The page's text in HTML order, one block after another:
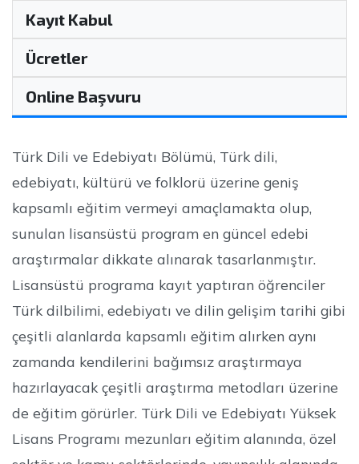
Kayıt Kabul
Ücretler
Online Başvuru
Türk Dili ve Edebiyatı Bölümü, Türk dili,
edebiyatı, kültürü ve folklorü üzerine geniş
kapsamlı eğitim vermeyi amaçlamakta olup,
sunulan lisansüstü program en güncel edebi
araştırmalar dikkate alınarak tasarlanmıştır.
Lisansüstü programa kayıt yaptıran öğrenciler
Türk dilbilimi, edebiyatı ve dilin gelişim tarihi gibi
çeşitli alanlarda kapsamlı eğitim alırken aynı
zamanda kendilerini bağımsız araştırmaya
hazırlayacak çeşitli araştırma metodları üzerine
de eğitim görürler. Türk Dili ve Edebiyatı Yüksek
Lisans Programı mezunları eğitim alanında, özel